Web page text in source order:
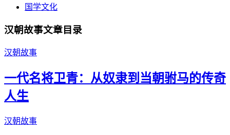
国学文化
汉朝故事文章目录
汉朝故事
一代名将卫青：从奴隶到当朝驸马的传奇
人生
汉朝故事